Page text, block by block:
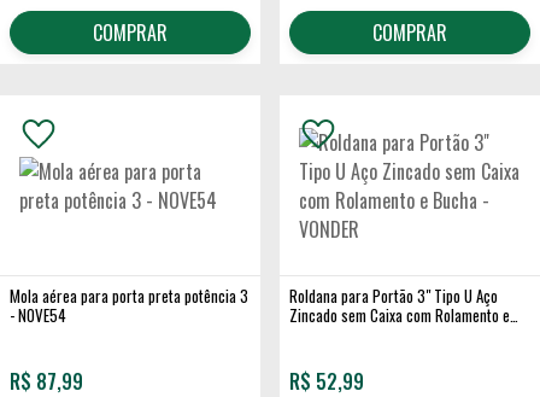
COMPRAR COMPRAR
Mola aérea para porta preta potência 3
- NOVE54
R$ 87,99
Roldana para Portão 3" Tipo U Aço
Zincado sem Caixa com Rolamento e
R$ 52,99